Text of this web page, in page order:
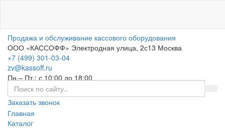
Продажа и обслуживание кассового оборудования
ООО «КАССОФФ» Электродная улица, 2с13 Москва
+7 (499) 301-03-04
zv@kassoff.ru
Пн.– Пт.: с 10:00 до 18:00
Заказать звонок
Главная
Каталог